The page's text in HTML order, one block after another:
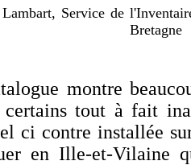
Service de
Bretagne
montre
certains tout à fait
ci contre installée
en Ille-et-Vilaine